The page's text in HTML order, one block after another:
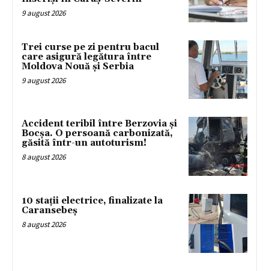
9 august 2026
Trei curse pe zi pentru bacul
care asigură legătura între
Moldova Nouă și Serbia
9 august 2026
Accident teribil între Berzovia și
Bocșa. O persoană carbonizată,
găsită într-un autoturism!
8 august 2026
10 stații electrice, finalizate la
Caransebeș
8 august 2026